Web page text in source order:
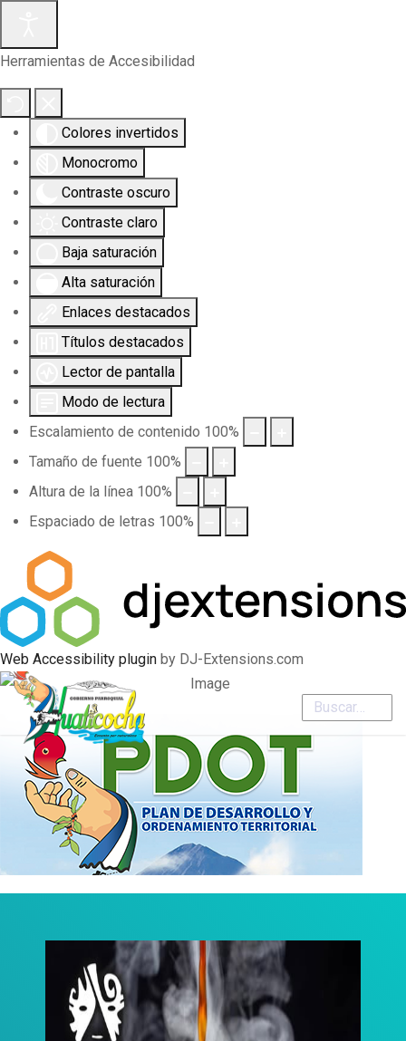
Herramientas de Accesibilidad
Colores invertidos
Monocromo
Contraste oscuro
Contraste claro
Baja saturación
Alta saturación
Enlaces destacados
Títulos destacados
Lector de pantalla
Modo de lectura
Escalamiento de contenido 100%
Tamaño de fuente 100%
Altura de la línea 100%
Espaciado de letras 100%
Web Accessibility plugin by DJ-Extensions.com
Buscar